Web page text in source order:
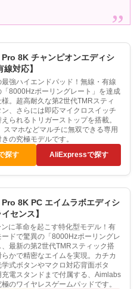
8K チャンピオンエディシ
対応】
強ハイエンドパッド！無線・有線
「8000Hzポーリングレート」を達成
。超高耐久な第2世代TMRスティ
ン、さらには即応マイクロスイッチ
られるトリガーストップを搭載。
スマホなどマルチに無双できる専用
の究極モデルです。
探す
AliExpressで探す
8K PC エイムラボエディシ
センス】
に革命を起こす特化型モデル！有
ドで驚異の「8000Hzポーリングレ
最新の第2世代TMRスティック搭
かで精密なエイムを実現。カチカ
式ボタンやマクロ対応背面ボタ
充電スタンドまで付属する、Aimlabs
のワイヤレスゲームパッドです。